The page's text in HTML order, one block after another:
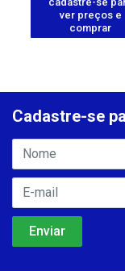
ver preços e
comprar
Cadastre-se